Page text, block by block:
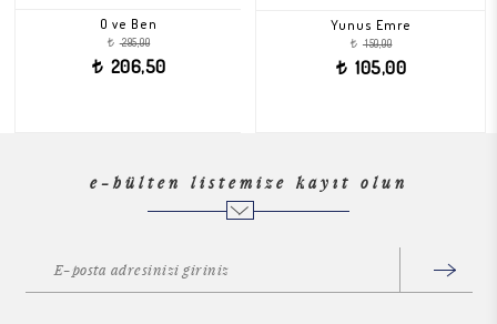
O ve Ben
t
295,00
t
206,50
Yunus Emre
t
150,00
t
105,00
e-bülten listemize kayıt olun